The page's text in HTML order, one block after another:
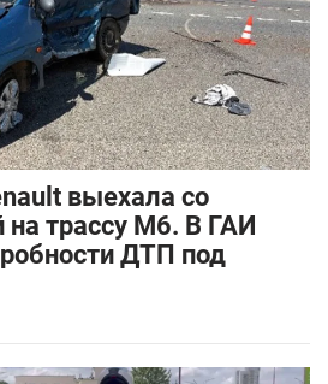
выехала со
на трассу М6. В ГАИ
ДТП под